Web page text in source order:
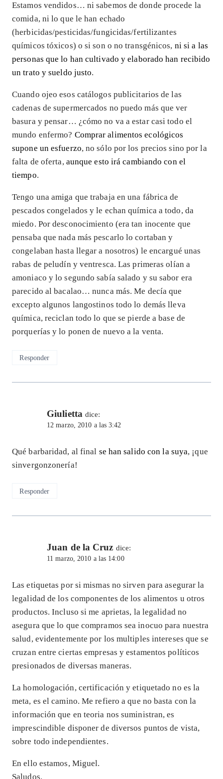
Estamos vendidos… ni sabemos de donde procede la
comida, ni lo que le han echado
(herbicidas/pesticidas/fungicidas/fertilizantes
químicos tóxicos) o si son o no transgénicos, ni si a las
personas que lo han cultivado y elaborado han recibido
un trato y sueldo justo.
Cuando ojeo esos catálogos publicitarios de las
cadenas de supermercados no puedo más que ver
basura y pensar… ¿cómo no va a estar casi todo el
mundo enfermo? Comprar alimentos ecológicos
supone un esfuerzo, no sólo por los precios sino por la
falta de oferta, aunque esto irá cambiando con el
tiempo.
Tengo una amiga que trabaja en una fábrica de
pescados congelados y le echan química a todo, da
miedo. Por desconocimiento (era tan inocente que
pensaba que nada más pescarlo lo cortaban y
congelaban hasta llegar a nosotros) le encargué unas
rabas de peludín y ventresca. Las primeras olían a
amoniaco y lo segundo sabía salado y su sabor era
parecido al bacalao… nunca más. Me decía que
excepto algunos langostinos todo lo demás lleva
química, reciclan todo lo que se pierde a base de
porquerías y lo ponen de nuevo a la venta.
Responder
Giulietta dice:
12 marzo, 2010 a las 3:42
Qué barbaridad, al final se han salido con la suya, ¡que
sinvergonzonería!
Responder
Juan de la Cruz dice:
11 marzo, 2010 a las 14:00
Las etiquetas por si mismas no sirven para asegurar la
legalidad de los componentes de los alimentos u otros
productos. Incluso si me aprietas, la legalidad no
asegura que lo que compramos sea inocuo para nuestra
salud, evidentemente por los multiples intereses que se
cruzan entre ciertas empresas y estamentos políticos
presionados de diversas maneras.
La homologación, certificación y etiquetado no es la
meta, es el camino. Me refiero a que no basta con la
información que en teoria nos suministran, es
imprescindible disponer de diversos puntos de vista,
sobre todo independientes.
En ello estamos, Miguel.
Saludos.